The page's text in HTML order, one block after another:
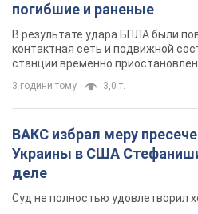
погибшие и раненые
В результате удара БПЛА были
контактная сеть и подвижной
станции временно
3 години тому 3,0 т.
ВАКС избрал меру
Украины в США
деле
Суд не полностью удовлетворил